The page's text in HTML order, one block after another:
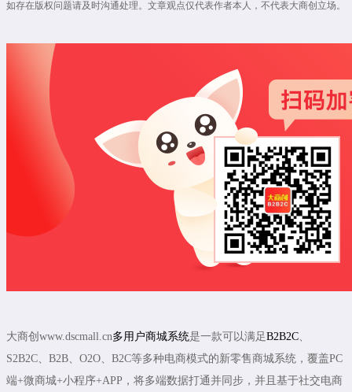
如存在版权问题请及时沟通处理。文章观点仅代表作者本人，不代表大商创立场。
大商创www.dscmall.cn多用户商城系统是一款可以满足B2B2C
S2B2C、B2B、O2O、B2C等多种电商模式的新零售商城系统，覆盖PC
端+微商城+小程序+APP，将多端数据打通并同步，并且基于社交电商